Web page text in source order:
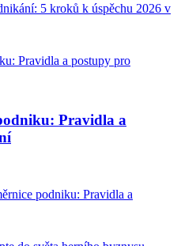
5 kroků k úspěchu 2026 v
Pravidla a
podniku: Pravidla a